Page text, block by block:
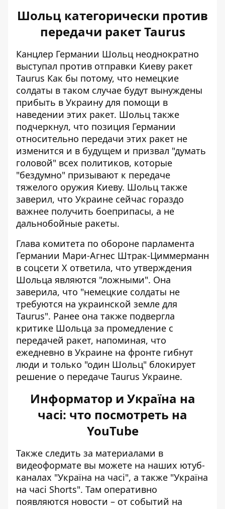
Шольц категорически против
передачи ракет Taurus
Канцлер Германии Шольц неоднократно
выступал против отправки Киеву ракет
Taurus Как бы потому, что немецкие
солдаты в таком случае будут вынуждены
прибыть в Украину для помощи в
наведении этих ракет. Шольц также
подчеркнул, что позиция Германии
относительно передачи этих ракет не
изменится и в будущем и призвал "думать
головой" всех политиков, которые
"бездумно" призывают к передаче
тяжелого оружия Киеву. Шольц также
заверил, что Украине сейчас гораздо
важнее получить боеприпасы, а не
дальнобойные ракеты.
Глава комитета по обороне парламента
Германии Мари-Агнес Штрак-Циммерманн
в соцсети X ответила, что утверждения
Шольца являются "ложными". Она
заверила, что "немецкие солдаты не
требуются на украинской земле для
Taurus". Ранее она также подвергла
критике Шольца за промедление с
передачей ракет, напоминая, что
ежедневно в Украине на фронте гибнут
люди и только "один Шольц" блокирует
решение о передаче Taurus Украине.
Информатор и Україна на
часі: что посмотреть на
YouTube
Также следить за материалами в
видеоформате вы можете на наших ютуб-
каналах "Україна на часі", а также "Україна
на часі Shorts". Там оперативно
появляются новости – от событий на